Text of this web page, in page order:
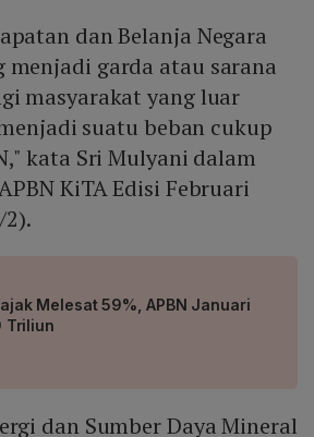
dan Belanja Negara
menjadi garda atau sarana
masyarakat yang luar
suatu beban cukup
kata Sri Mulyani dalam
KiTA Edisi Februari
2).
Melesat 59%, APBN Januari
Triliun
dan Sumber Daya Mineral